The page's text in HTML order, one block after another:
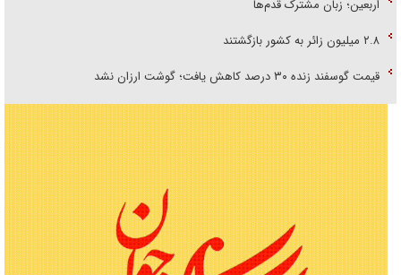
اربعین؛ زبان مشترک قدم‌ها
۲.۸ میلیون زائر به کشور بازگشتند
قیمت گوسفند زنده ۳۰ درصد کاهش یافت؛ گوشت ارزان نشد